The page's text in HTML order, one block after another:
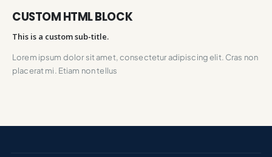
CUSTOM HTML BLOCK
This is a custom sub-title.
Lorem ipsum dolor sit amet, consectetur adipiscing elit. Cras non
placerat mi. Etiam non tellus